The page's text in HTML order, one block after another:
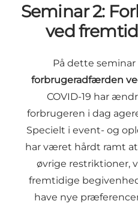
Seminar 2:
ved
På dette seminar
forbrugeradfærden
COVID-19 har
forbrugeren i dag
Specielt i event- og
har været hårdt ramt
øvrige restriktioner,
fremtidige
have nye